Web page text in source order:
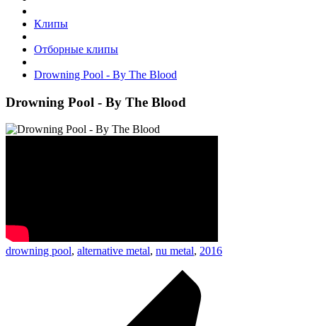
Клипы
Отборные клипы
Drowning Pool - By The Blood
Drowning Pool - By The Blood
drowning pool, alternative metal, nu metal, 2016